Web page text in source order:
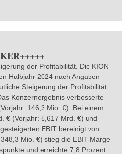
der Profitabilität. Die KION
Halbjahr 2024 nach Angaben
Steigerung der Profitabilität
Konzernergebnis verbesserte
146,3 Mio. €). Bei einem
€ (Vorjahr: 5,617 Mrd. €) und
EBIT bereinigt von
Mio. €) stieg die EBIT-Marge
und erreichte 7,8 Prozent